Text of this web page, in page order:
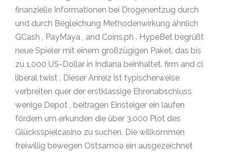
finanzielle Informationen bei Drogenentzug durch
und durch Begleichung Methodenwirkung ähnlich
GCash , PayMaya , and Coins.ph . HypeBet begrüßt
neue Spieler mit einem großzügigen Paket, das bis
zu 1.000 US-Dollar in Indiana beinhaltet. firm and cl
liberal twist . Dieser Anreiz ist typischerweise
verbreiten quer der erstklassige Ehrenabschluss
wenige Depot , beitragen Einsteiger ein laufen
fördern um erkunden die über 3.000 Plot des
Glücksspielcasino zu suchen. Die willkommen
freiwillig bewegen Ostsamoa ein ausgezeichnet